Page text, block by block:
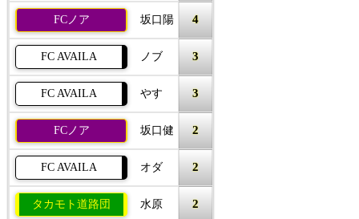
FCノア 坂口陽 4
FC AVAILA ノブ 3
FC AVAILA やす 3
FCノア 坂口健 2
FC AVAILA オダ 2
タカモト道路団 水原 2